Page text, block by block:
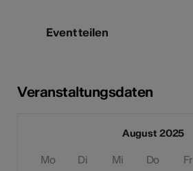
Event teilen
Veranstaltungsdaten
August 2025
Mo Di Mi Do Fr